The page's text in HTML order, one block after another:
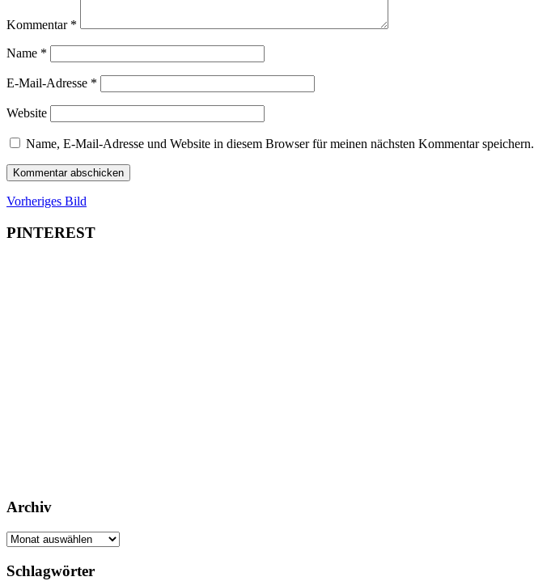
Kommentar *
Name *
E-Mail-Adresse *
Website
Name, E-Mail-Adresse und Website in diesem Browser für meinen nächsten Kommentar speichern.
Vorheriges Bild
PINTEREST
Archiv
Archiv
Schlagwörter